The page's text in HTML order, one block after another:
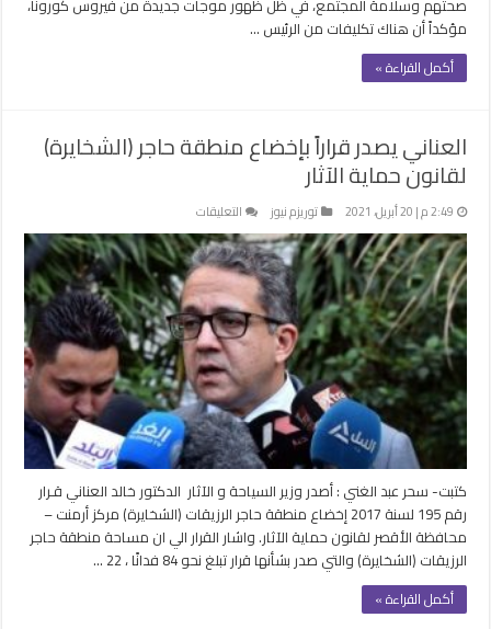
صحتهم وسلامة المجتمع، في ظل ظهور موجات جديدة من فيروس كورونا،
مؤكداً أن هناك تكليفات من الرئيس …
أكمل القراءة »
العناني يصدر قراراً بإخضاع منطقة حاجر (الشخايرة)
لقانون حماية الآثار
2:49 م | 20 أبريل، 2021 توريزم نيوز التعليقات
العناني
يصدر
قراراً
بإخضاع
منطقة
حاجر
(الشخايرة)
لقانون
حماية
الآثار
مغلقة
كتبت- سحر عبد الغني : أصدر وزير السياحة و الآثار الدكتور خالد العناني قـرار
رقم 195 لسنة 2017 إخضاع منطقة حاجر الرزيقات (الشخايرة) مركز أرمنت –
محافظة الأقصر لقانون حماية الآثار. واشار القرار الي ان مساحة منطقة حاجر
الرزيقات (الشخايرة) والتي صدر بشأنها قرار تبلغ نحو 84 فدانًا ، 22 …
أكمل القراءة »